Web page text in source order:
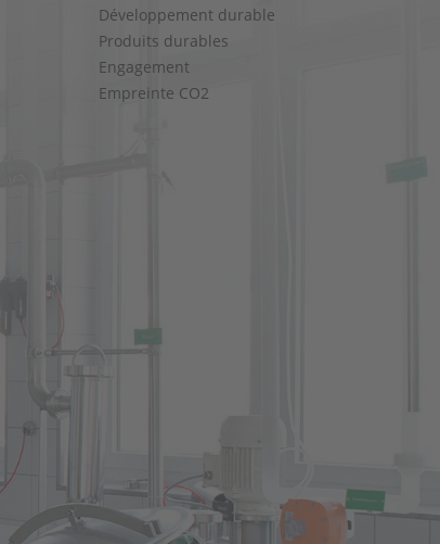
Développement durable
Produits durables
Engagement
Empreinte CO2